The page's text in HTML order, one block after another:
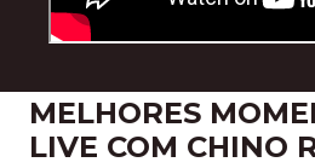
MELHORES
LIVE COM CHINO